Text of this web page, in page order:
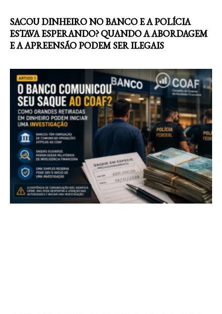
SACOU DINHEIRO NO BANCO E A POLÍCIA
ESTAVA ESPERANDO? QUANDO A ABORDAGEM
E A APREENSÃO PODEM SER ILEGAIS